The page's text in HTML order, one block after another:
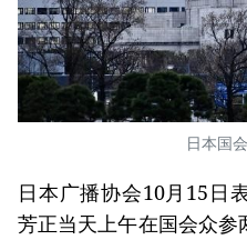
日本国
日本广播协会10月15日
芳正当天上午在国会众